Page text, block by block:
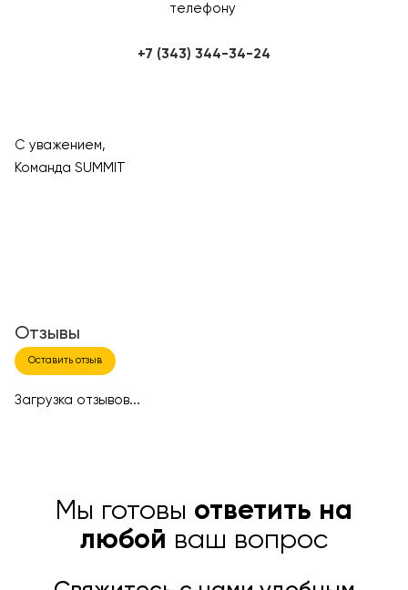
телефону
+7 (343) 344-34-24
С уважением,
Команда SUMMIT
Отзывы
Оставить отзыв
Загрузка отзывов...
Мы готовы ответить на
любой ваш вопрос